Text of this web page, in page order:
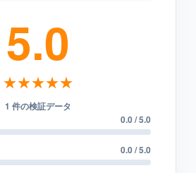
5.0
★★★★★
1 件の検証データ
0.0 / 5.0
0.0 / 5.0